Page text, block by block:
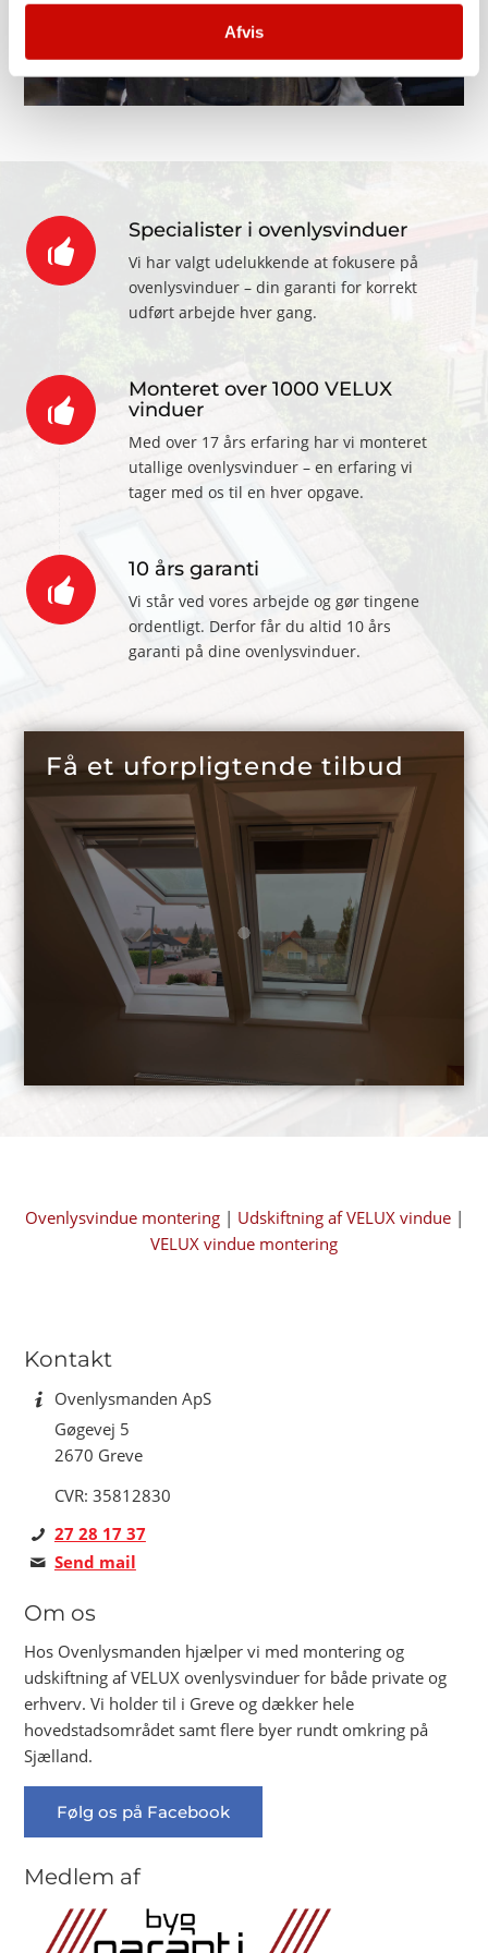
Afvis
Specialister i ovenlysvinduer
Vi har valgt udelukkende at fokusere på
ovenlysvinduer – din garanti for korrekt
udført arbejde hver gang.
Monteret over 1000 VELUX
vinduer
Med over 17 års erfaring har vi monteret
utallige ovenlysvinduer – en erfaring vi
tager med os til en hver opgave.
10 års garanti
Vi står ved vores arbejde og gør tingene
ordentligt. Derfor får du altid 10 års
garanti på dine ovenlysvinduer.
Få et uforpligtende tilbud
Ovenlysvindue montering| Udskiftning af VELUX vindue|
VELUX vindue montering
Kontakt
Ovenlysmanden ApS
Gøgevej 5
2670 Greve
CVR: 35812830
27 28 17 37
Send mail
Om os
Hos Ovenlysmanden hjælper vi med montering og
udskiftning af VELUX ovenlysvinduer for både private og
erhverv. Vi holder til i Greve og dækker hele
hovedstadsområdet samt flere byer rundt omkring på
Sjælland.
Følg os på Facebook
Medlem af